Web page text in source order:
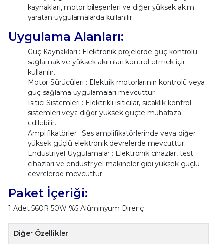
kaynakları, motor bileşenleri ve diğer yüksek akım
yaratan uygulamalarda kullanılır.
Uygulama Alanları:
Güç Kaynakları : Elektronik projelerde güç kontrolü
sağlamak ve yüksek akımları kontrol etmek için
kullanılır.
Motor Sürücüleri : Elektrik motorlarının kontrolü veya
güç sağlama uygulamaları mevcuttur.
Isıtıcı Sistemleri : Elektrikli ısıtıcılar, sıcaklık kontrol
sistemleri veya diğer yüksek güçte muhafaza
edilebilir.
Amplifikatörler : Ses amplifikatörlerinde veya diğer
yüksek güçlü elektronik devrelerde mevcuttur.
Endüstriyel Uygulamalar : Elektronik cihazlar, test
cihazları ve endüstriyel makineler gibi yüksek güçlü
devrelerde mevcuttur.
Paket İçeriği:
1 Adet 560R 50W %5 Alüminyum Direnç
Diğer Özellikler